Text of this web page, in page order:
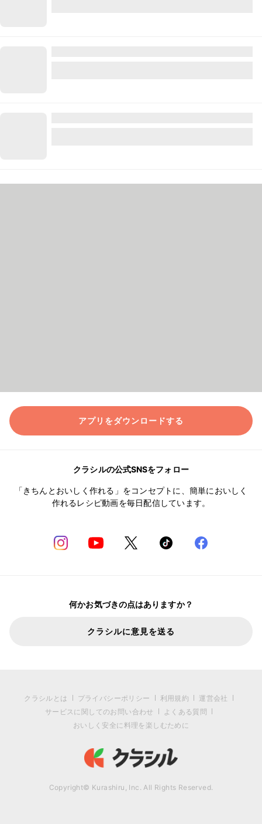
アプリをダウンロードする
クラシルの公式SNSをフォロー
「きちんとおいしく作れる」をコンセプトに、簡単においしく
作れるレシピ動画を毎日配信しています。
何かお気づきの点はありますか？
クラシルに意見を送る
クラシルとは プライバシーポリシー 利用規約
運営会社
サービスに関してのお問い合わせ
よくある質問
おいしく安全に料理を楽しむために
Copyright© Kurashiru, Inc. All Rights Reserved.